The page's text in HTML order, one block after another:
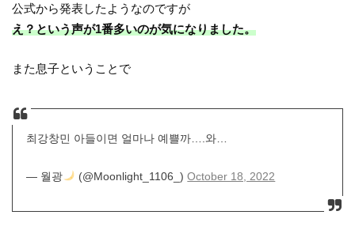
公式から発表したようなのですが
え？という声が1番多いのが気になりました。
また息子ということで
최강창민 아들이면 얼마나 예쁠까….와…
— 월광 (@Moonlight_1106_)October 18, 2022